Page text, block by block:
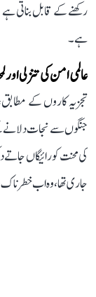
رکھنے کے قابل بناتی ہے
ہے۔
عالمی امن کی تنزلی اور
تجزیہ کاروں کے
جنگوں سے نجات دلانے
کی محنت کو رائیگاں
جاری تھا، وہ اب